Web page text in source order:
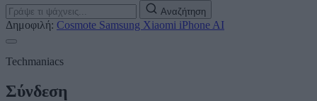
Αναζήτηση
Δημοφιλή: Cosmote Samsung Xiaomi iPhone AI
Techmaniacs
Σύνδεση